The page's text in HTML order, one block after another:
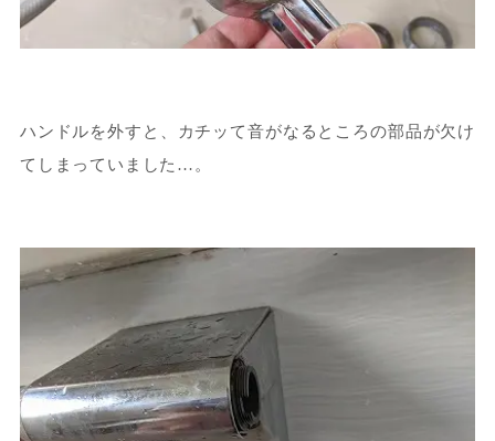
ハンドルを外すと、カチッて音がなるところの部品が欠け
てしまっていました…。